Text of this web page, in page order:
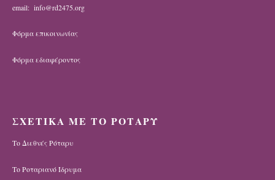
email: info@rd2475.org
Φόρμα επικοινωνίας
Φόρμα εδιαφέροντος
ΣΧΕΤΙΚΑ ΜΕ ΤΟ ΡΟΤΑΡΥ
Το Διεθνές Ρόταρυ
Το Ροταριανό Ίδρυμα